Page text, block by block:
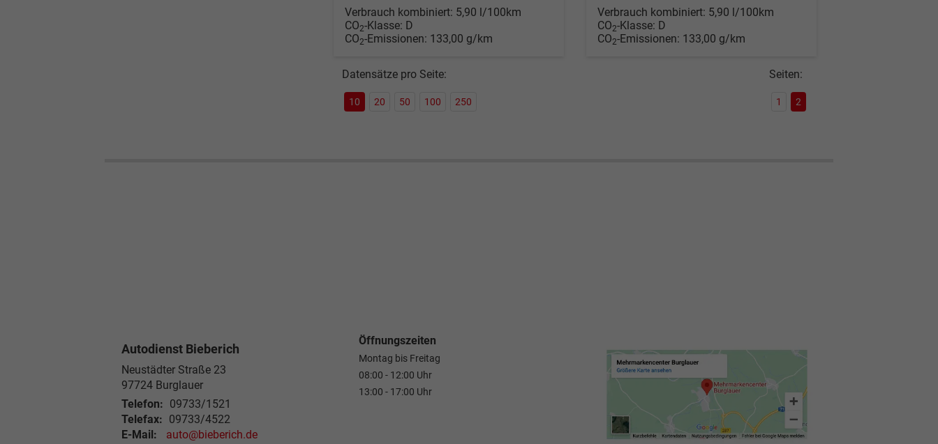
Verbrauch kombiniert: 5,90 l/100km
CO2-Klasse: D
CO2-Emissionen: 133,00 g/km
Verbrauch kombiniert: 5,90 l/100km
CO2-Klasse: D
CO2-Emissionen: 133,00 g/km
Datensätze pro Seite:
10 20 50 100 250
Seiten:
1 2
Autodienst Bieberich
Neustädter Straße 23
97724 Burglauer
Telefon: 09733/1521
Telefax: 09733/4522
E-Mail:
auto@bieberich.de
Öffnungszeiten
Montag bis Freitag
08:00 - 12:00 Uhr
13:00 - 17:00 Uhr